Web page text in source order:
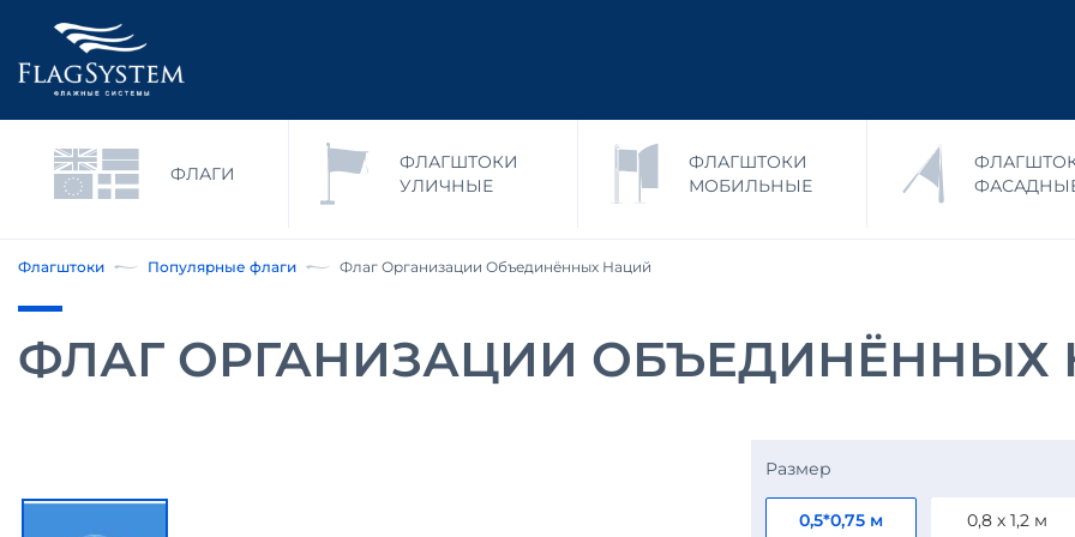
ФЛАГИ
ФЛАГШТОКИ
УЛИЧНЫЕ
ФЛАГШТОКИ
МОБИЛЬНЫЕ
Флагштоки Популярные флаги Флаг Организации Объединённых Наций
ФЛАГ ОРГАНИЗАЦИИ ОБЪЕДИНЁННЫХ
Размер
0,5*0,75 м 0,8 х 1,2 м